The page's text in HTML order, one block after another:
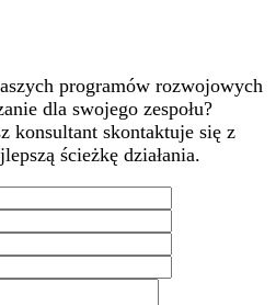
programów rozwojowych
dla swojego zespołu?
konsultant skontaktuje się z
ścieżkę działania.